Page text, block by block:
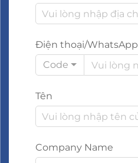
Điện thoại/WhatsApp
Code
Tên
Company Name